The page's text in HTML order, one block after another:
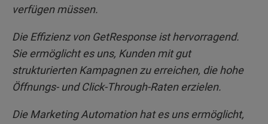
verfügen müssen.
Die Effizienz von GetResponse ist hervorragend.
Sie ermöglicht es uns, Kunden mit gut
strukturierten Kampagnen zu erreichen, die hohe
Öffnungs- und Click-Through-Raten erzielen.
Die Marketing Automation hat es uns ermöglicht,